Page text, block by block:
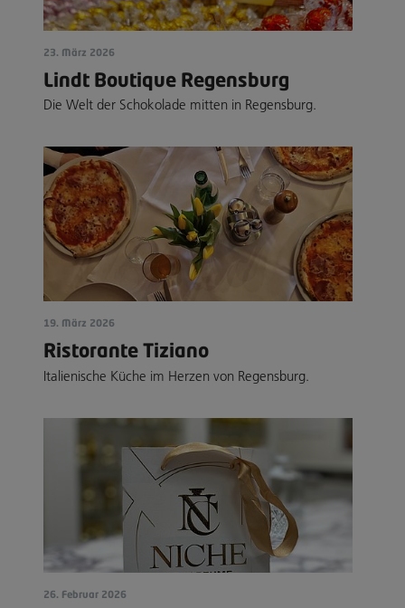
23. März 2026
Lindt Boutique Regensburg
Die Welt der Schokolade mitten in Regensburg.
19. März 2026
Ristorante Tiziano
Italienische Küche im Herzen von Regensburg.
26. Februar 2026